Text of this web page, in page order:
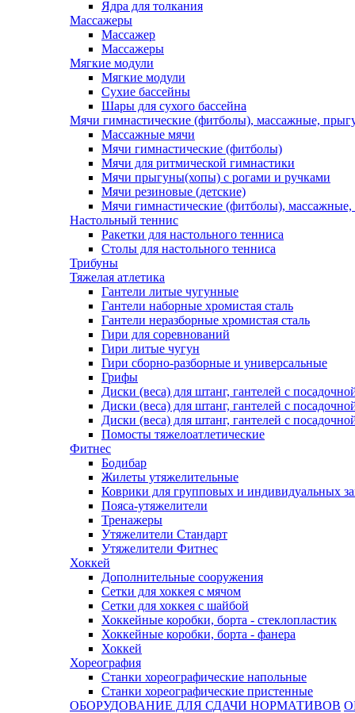
Ядра для толкания
Массажеры
Массажер
Массажеры
Мягкие модули
Мягкие модули
Сухие бассейны
Шары для сухого бассейна
Мячи гимнастические (фитболы), массажные,
Массажные мячи
Мячи гимнастические (фитболы)
Мячи для ритмической гимнастики
Мячи прыгуны(хопы) с рогами и ручками
Мячи резиновые (детские)
Мячи гимнастические (фитболы),
Настольный теннис
Ракетки для настольного тенниса
Столы для настольного тенниса
Трибуны
Тяжелая атлетика
Гантели литые чугунные
Гантели наборные хромистая сталь
Гантели неразборные хромистая сталь
Гири для соревнований
Гири литые чугун
Гири сборно-разборные и универсальные
Грифы
Диски (веса) для штанг, гантелей с
Диски (веса) для штанг, гантелей с
Диски (веса) для штанг, гантелей с
Помосты тяжелоатлетические
Фитнес
Бодибар
Жилеты утяжелительные
Коврики для групповых и индивидуальных
Пояса-утяжелители
Тренажеры
Утяжелители Стандарт
Утяжелители Фитнес
Хоккей
Дополнительные сооружения
Сетки для хоккея с мячом
Сетки для хоккея с шайбой
Хоккейные коробки, борта - стеклопластик
Хоккейные коробки, борта - фанера
Хоккей
Хореография
Станки хореографические напольные
Станки хореографические пристенные
ОБОРУДОВАНИЕ ДЛЯ СДАЧИ НОРМАТИВОВ